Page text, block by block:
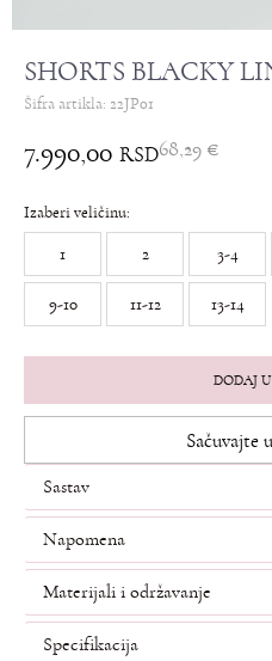
SHORTS BLACKY
Šifra artikla: 22JP01
7.990,00 RSD68,29 €
Izaberi veličinu:
1 2 3-4
9-10 11-12 13-14
DODAJ
Sačuvajte
Sastav
Napomena
Materijali i održavanje
Specifikacija